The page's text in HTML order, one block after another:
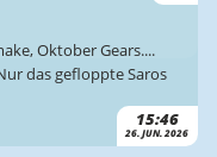
15:46
26. JUN. 2026
Oktober Gears....
das gefloppte Saros